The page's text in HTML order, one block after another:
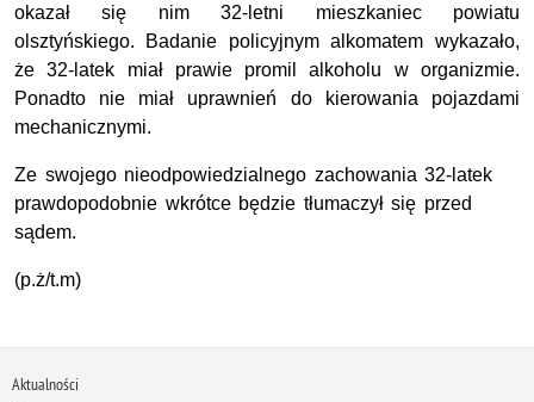
okazał się nim 32-letni mieszkaniec powiatu
olsztyńskiego. Badanie policyjnym alkomatem wykazało,
że 32-latek miał prawie promil alkoholu w organizmie.
Ponadto nie miał uprawnień do kierowania pojazdami
mechanicznymi.
Ze swojego nieodpowiedzialnego zachowania 32-latek
prawdopodobnie wkrótce będzie tłumaczył się przed
sądem.
(p.ż/t.m)
Aktualności